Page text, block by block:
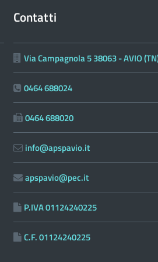
Contatti
Via Campagnola 5 38063 - AVIO
0464 688024
0464 688020
info@apspavio.it
apspavio@pec.it
P.IVA 01124240225
C.F. 01124240225